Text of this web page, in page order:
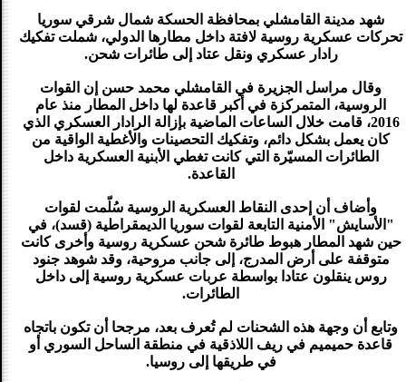
شهد مدينة القامشلي بمحافظة الحسكة شمال شرقي سوريا
تحركات عسكرية روسية لافتة داخل مطارها الدولي، شملت تفكيك
رادار عسكري ونقل عتاد إلى طائرات شحن.
وقال مراسل الجزيرة في القامشلي محمد حسن إن القوات
الروسية، المتمركزة في أكبر قاعدة لها داخل المطار منذ عام
2016، قامت خلال الساعات الماضية بإزالة الرادار العسكري الذي
كان يعمل بشكل دائم، وتفكيك التحصينات والأغطية الواقية من
الطائرات المسيّرة التي كانت تغطي الأبنية العسكرية داخل
القاعدة.
وأضاف أن إحدى النقاط العسكرية الروسية سُلّمت لقوات
"الأسايش" الأمنية التابعة لقوات سوريا الديمقراطية (قسد)، في
حين شهد المطار هبوط طائرة شحن عسكرية روسية وأخرى كانت
متوقفة على أرض المدرج، إلى جانب مروحية، وقد شوهد جنود
روس ينقلون عتادا بواسطة عربات عسكرية روسية إلى داخل
الطائرات.
وتابع أن وجهة هذه الشحنات لم تُعرف بعد، مرجحا أن تكون باتجاه
قاعدة حميميم في ريف اللاذقية في منطقة الساحل السوري أو
في طريقها إلى روسيا.